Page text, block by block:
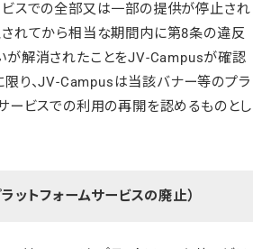
ビスでの全部又は一部の提供が停止され
されてから相当な期間内に第8条の違反
が解消されたことをJV-Campusが確認
限り、JV-Campusは当該バナー等のプラ
ービスでの利用の再開を認めるものとし
ラットフォームサービスの廃止）